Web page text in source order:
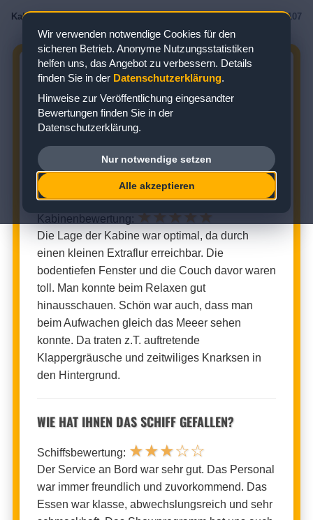
Kabinenbewertungen Kabine 11107
AIDADIVA KABINE 11107:
BEWERTUNG ZUR
MEERBLICKKABINE
Zielgebiet: Mittelmeer
MEERBLICKKABINE (KABINENNUMMER: 11107)
Kabinenbewertung: ★ ★ ★ ★ ★
Die Lage der Kabine war optimal, da durch
einen kleinen Extraflur erreichbar. Die
bodentiefen Fenster und die Couch davor waren
toll. Man konnte beim Relaxen gut
hinausschauen. Schön war auch, dass man
beim Aufwachen gleich das Meeer sehen
konnte. Da traten z.T. auftretende
Klappergräusche und zeitwiliges Knarksen in
den Hintergrund.
WIE HAT IHNEN DAS SCHIFF GEFALLEN?
Schiffsbewertung: ★★★☆☆
Der Service an Bord war sehr gut. Das Personal
war immer freundlich und zuvorkommend. Das
Essen war klasse, abwechslungsreich und sehr
Wir verwenden notwendige Cookies für den
sicheren Betrieb. Anonyme Nutzungsstatistiken
helfen uns, das Angebot zu verbessern. Details
finden Sie in der Datenschutzerklärung.
Hinweise zur Veröffentlichung eingesandter
Bewertungen finden Sie in der
Datenschutzerklärung.
Nur notwendige setzen
Alle akzeptieren